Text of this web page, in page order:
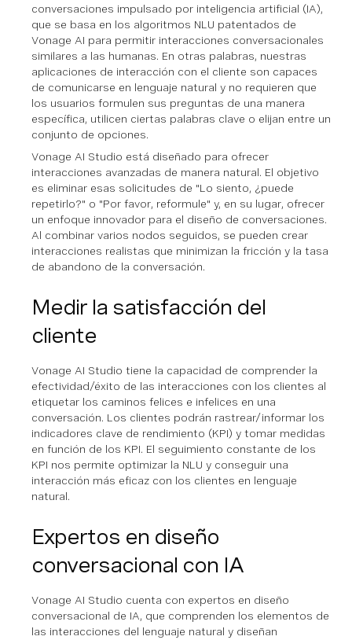
conversaciones impulsado por inteligencia artificial (IA),
que se basa en los algoritmos NLU patentados de
Vonage AI para permitir interacciones conversacionales
similares a las humanas. En otras palabras, nuestras
aplicaciones de interacción con el cliente son capaces
de comunicarse en lenguaje natural y no requieren que
los usuarios formulen sus preguntas de una manera
específica, utilicen ciertas palabras clave o elijan entre un
conjunto de opciones.
Vonage AI Studio está diseñado para ofrecer
interacciones avanzadas de manera natural. El objetivo
es eliminar esas solicitudes de "Lo siento, ¿puede
repetirlo?" o "Por favor, reformule" y, en su lugar, ofrecer
un enfoque innovador para el diseño de conversaciones.
Al combinar varios nodos seguidos, se pueden crear
interacciones realistas que minimizan la fricción y la tasa
de abandono de la conversación.
Medir la satisfacción del
cliente
Vonage AI Studio tiene la capacidad de comprender la
efectividad/éxito de las interacciones con los clientes al
etiquetar los caminos felices e infelices en una
conversación. Los clientes podrán rastrear/informar los
indicadores clave de rendimiento (KPI) y tomar medidas
en función de los KPI. El seguimiento constante de los
KPI nos permite optimizar la NLU y conseguir una
interacción más eficaz con los clientes en lenguaje
natural.
Expertos en diseño
conversacional con IA
Vonage AI Studio cuenta con expertos en diseño
conversacional de IA, que comprenden los elementos de
las interacciones del lenguaje natural y diseñan